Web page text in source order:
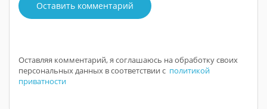
Оставить комментарий
Оставляя комментарий, я соглашаюсь на обработку своих
персональных данных в соответствии с политикой
приватности